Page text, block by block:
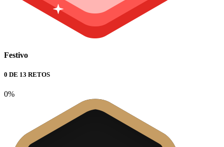
Festivo
0 DE 13 RETOS
0%